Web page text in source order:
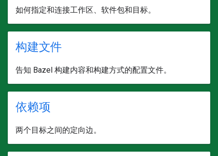
如何指定和连接工作区、软件包和目标。
构建文件
告知 Bazel 构建内容和构建方式的配置文件。
依赖项
两个目标之间的定向边。